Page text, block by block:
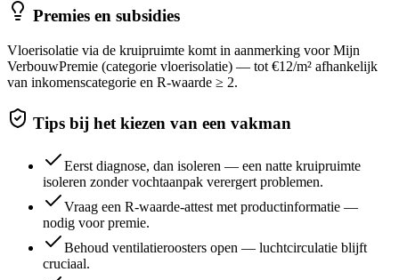
Premies en subsidies
Vloerisolatie via de kruipruimte komt in aanmerking voor Mijn
VerbouwPremie (categorie vloerisolatie) — tot €12/m² afhankelijk
van inkomenscategorie en R-waarde ≥ 2.
Tips bij het kiezen van een vakman
Eerst diagnose, dan isoleren — een natte kruipruimte
isoleren zonder vochtaanpak verergert problemen.
Vraag een R-waarde-attest met productinformatie —
nodig voor premie.
Behoud ventilatieroosters open — luchtcirculatie blijft
cruciaal.